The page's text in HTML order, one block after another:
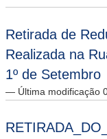
Retirada de
Realizada na
1º de Setembro
— Última modificação